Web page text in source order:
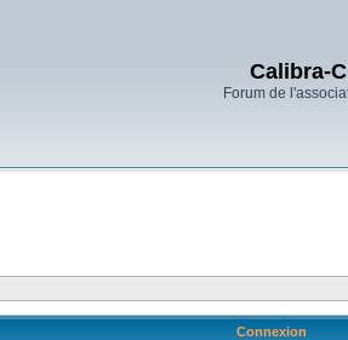
Calibra-
Forum de
Connexion